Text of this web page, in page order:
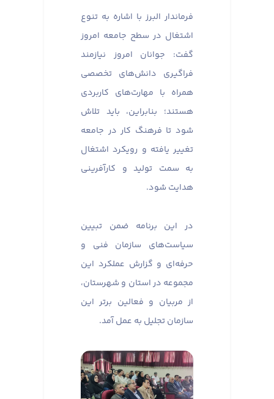
فرماندار البرز با اشاره به تنوع
اشتغال در سطح جامعه امروز
گفت: جوانان امروز نیازمند
فراگیری دانش‌های تخصصی
همراه با مهارت‌های کاربردی
هستند؛ بنابراین، باید تلاش
شود تا فرهنگ کار در جامعه
تغییر یافته و رویکرد اشتغال
به سمت تولید و کارآفرینی
هدایت شود.
در این برنامه ضمن تبیین
سیاست‌های سازمان فنی و
حرفه‌ای و گزارش عملکرد این
مجموعه در استان و شهرستان،
از مربیان و فعالین برتر این
سازمان تجلیل به عمل آمد.